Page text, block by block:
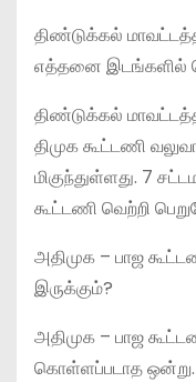
திண்டுக்கல்
எத்தனை இடங்களில்
திண்டுக்கல்
திமுக கூட்டணி
மிகுந்துள்ளது. 7
கூட்டணி வெற்றி
அதிமுக – பாஜ
இருக்கும்?
அதிமுக – பாஜ
கொள்ளப்படாத ஒன்று.